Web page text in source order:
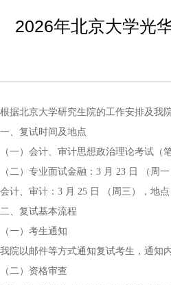
2026年北京大学光
根据北京大学研究生院的工作安排及我
一、复试时间及地点
（一）会计、审计思想政治理论考试（
（二）专业面试金融：3 月 23 日 （周
会计、审计：3 月 25 日 （周三），地
二、复试基本流程
（一）考生通知
我院以邮件等方式通知复试考生，通知
（二）资格审查